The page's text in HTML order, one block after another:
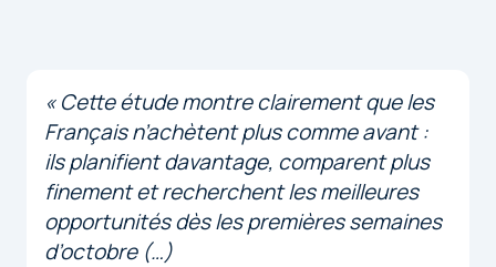
« Cette étude montre clairement que les
Français n’achètent plus comme avant :
ils planifient davantage, comparent plus
finement et recherchent les meilleures
opportunités dès les premières semaines
d’octobre (…)